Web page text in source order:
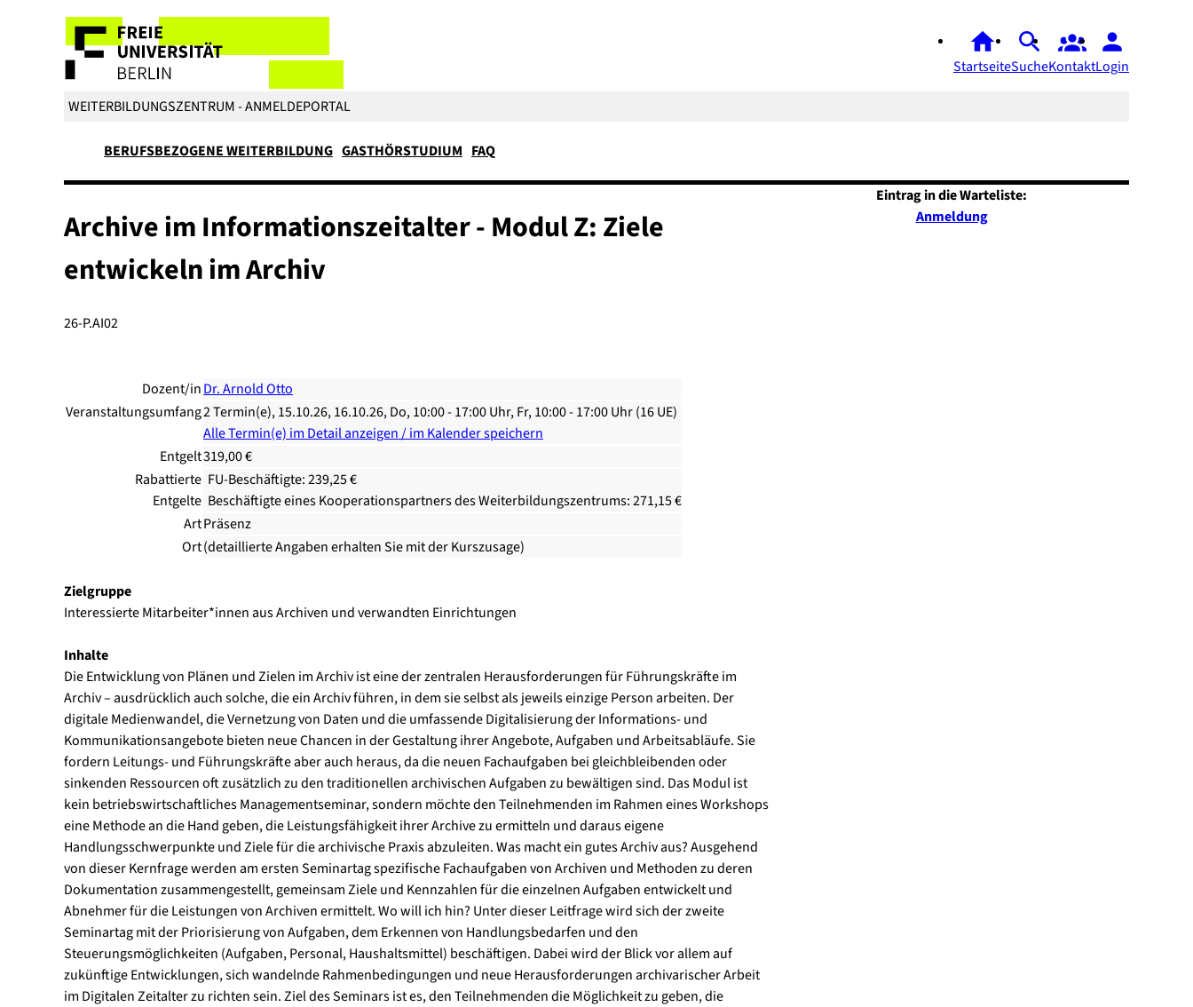
StartseiteSucheKontaktLogin
WEITERBILDUNGSZENTRUM - ANMELDEPORTAL
BERUFSBEZOGENE WEITERBILDUNG GASTHÖRSTUDIUM FAQ
Archive im Informationszeitalter - Modul Z: Ziele
entwickeln im Archiv
26-P.AI02
Dozent/inDr. Arnold Otto
Veranstaltungsumfang2 Termin(e), 15.10.26, 16.10.26, Do, 10:00 - 17:00 Uhr, Fr, 10:00 - 17:00 Uhr (16 UE)
Alle Termin(e) im Detail anzeigen / im Kalender speichern
Entgelt319,00 €
Rabattierte
Entgelte
FU-Beschäftigte: 239,25 €
Beschäftigte eines Kooperationspartners des Weiterbildungszentrums: 271,15 €
ArtPräsenz
Ort(detaillierte Angaben erhalten Sie mit der Kurszusage)
Zielgruppe
Interessierte Mitarbeiter*innen aus Archiven und verwandten Einrichtungen
Inhalte
Die Entwicklung von Plänen und Zielen im Archiv ist eine der zentralen Herausforderungen für Führungskräfte im
Archiv – ausdrücklich auch solche, die ein Archiv führen, in dem sie selbst als jeweils einzige Person arbeiten. Der
digitale Medienwandel, die Vernetzung von Daten und die umfassende Digitalisierung der Informations- und
Kommunikationsangebote bieten neue Chancen in der Gestaltung ihrer Angebote, Aufgaben und Arbeitsabläufe. Sie
fordern Leitungs- und Führungskräfte aber auch heraus, da die neuen Fachaufgaben bei gleichbleibenden oder
sinkenden Ressourcen oft zusätzlich zu den traditionellen archivischen Aufgaben zu bewältigen sind. Das Modul ist
kein betriebswirtschaftliches Managementseminar, sondern möchte den Teilnehmenden im Rahmen eines Workshops
eine Methode an die Hand geben, die Leistungsfähigkeit ihrer Archive zu ermitteln und daraus eigene
Handlungsschwerpunkte und Ziele für die archivische Praxis abzuleiten. Was macht ein gutes Archiv aus? Ausgehend
von dieser Kernfrage werden am ersten Seminartag spezifische Fachaufgaben von Archiven und Methoden zu deren
Dokumentation zusammengestellt, gemeinsam Ziele und Kennzahlen für die einzelnen Aufgaben entwickelt und
Abnehmer für die Leistungen von Archiven ermittelt. Wo will ich hin? Unter dieser Leitfrage wird sich der zweite
Seminartag mit der Priorisierung von Aufgaben, dem Erkennen von Handlungsbedarfen und den
Steuerungsmöglichkeiten (Aufgaben, Personal, Haushaltsmittel) beschäftigen. Dabei wird der Blick vor allem auf
zukünftige Entwicklungen, sich wandelnde Rahmenbedingungen und neue Herausforderungen archivarischer Arbeit
im Digitalen Zeitalter zu richten sein. Ziel des Seminars ist es, den Teilnehmenden die Möglichkeit zu geben, die
Eintrag in die Warteliste:
Anmeldung